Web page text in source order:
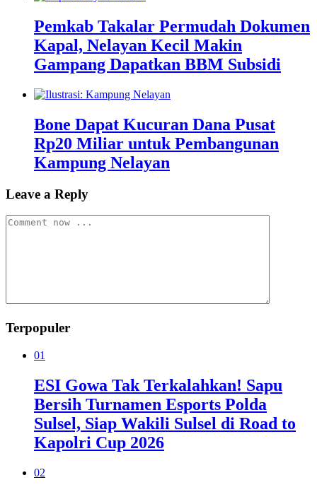
Pemkab Takalar Permudah Dokumen
Kapal, Nelayan Kecil Makin
Gampang Dapatkan BBM Subsidi
Bone Dapat Kucuran Dana Pusat
Rp20 Miliar untuk Pembangunan
Kampung Nelayan
Leave a Reply
Terpopuler
01
ESI Gowa Tak Terkalahkan! Sapu
Bersih Turnamen Esports Polda
Sulsel, Siap Wakili Sulsel di Road to
Kapolri Cup 2026
02